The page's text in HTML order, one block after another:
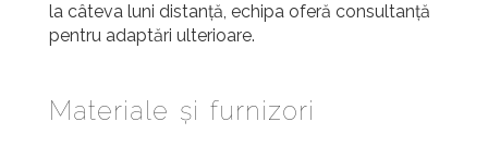
la câteva luni distanță, echipa oferă consultanță
pentru adaptări ulterioare.
Materiale și furnizori